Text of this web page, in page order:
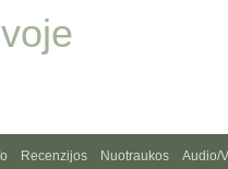
Recenzijos Nuotraukos
Audio/